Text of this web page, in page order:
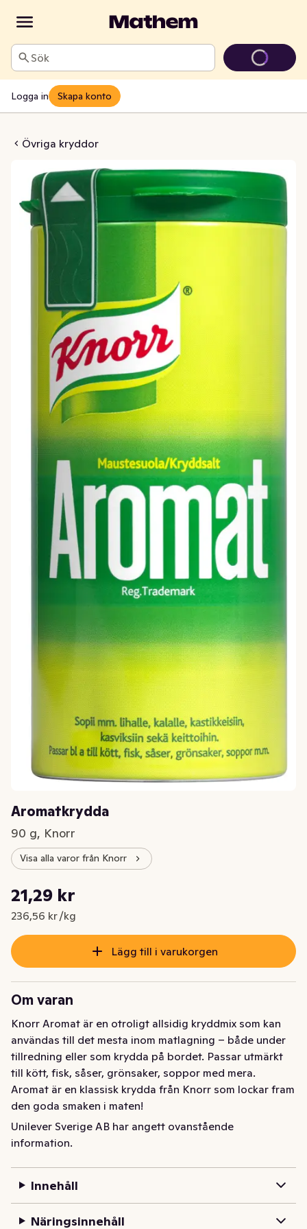
Sök
Logga in Skapa konto
Övriga kryddor
Aromatkrydda
90 g, Knorr
Visa alla varor från Knorr
Nuvarande pris är: 21,29 kr
21,29 kr
236,56 kr /kg
Styckpris: 236,56 kr /kg
Lägg till i varukorgen
Om varan
Knorr Aromat är en otroligt allsidig kryddmix som kan
användas till det mesta inom matlagning – både under
tillredning eller som krydda på bordet. Passar utmärkt
till kött, fisk, såser, grönsaker, soppor med mera.
Aromat är en klassisk krydda från Knorr som lockar fram
den goda smaken i maten!
Knorrs spännande kryddserie har något för alla smaker.
till våra kött- och grillkryddor som ger saft och smak till
grillbiffen.
kan som smaksättning användas till det mesta inom
Unilever Sverige AB har angett ovanstående
information.
Innehåll
Näringsinnehåll